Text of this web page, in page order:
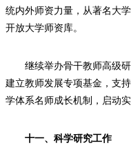
统内外师资力量，从著名大
开放大学师资库。
继续举办骨干教师高级
建立教师发展专项基金，支
学体系名师成长机制，启动
十一、科学研究工作